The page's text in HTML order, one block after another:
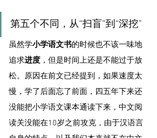
第五个不同，从“扫盲”到“深挖”
虽然学小学语文书的时候也不该一味地
追求进度 ，但是时间上还是不能过于放
松。原因在前文已经提到，如果速度太
慢，学了后面忘了前面，四五年下来还
没能把小学语文课本通读下来，中文阅
读关没能在10岁之前攻克，由于汉语言